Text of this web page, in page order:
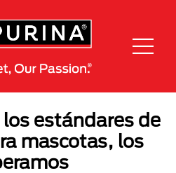
estándares de
mascotas, los